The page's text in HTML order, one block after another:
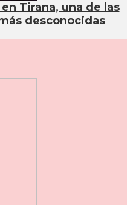
Tirana, una de las
desconocidas